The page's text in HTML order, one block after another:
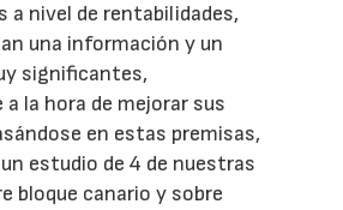
a nivel de rentabilidades,
una información y un
significantes,
la hora de mejorar sus
en estas premisas,
estudio de 4 de nuestras
bloque canario y sobre